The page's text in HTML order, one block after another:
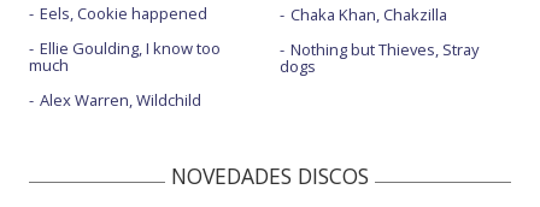
Eels, Cookie happened
Ellie Goulding, I know too
much
Alex Warren, Wildchild
Chaka Khan, Chakzilla
Nothing but Thieves, Stray
dogs
NOVEDADES DISCOS